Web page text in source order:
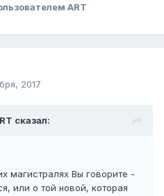
ART
2017
сказал:
магистралях Вы говорите -
или о той новой, которая